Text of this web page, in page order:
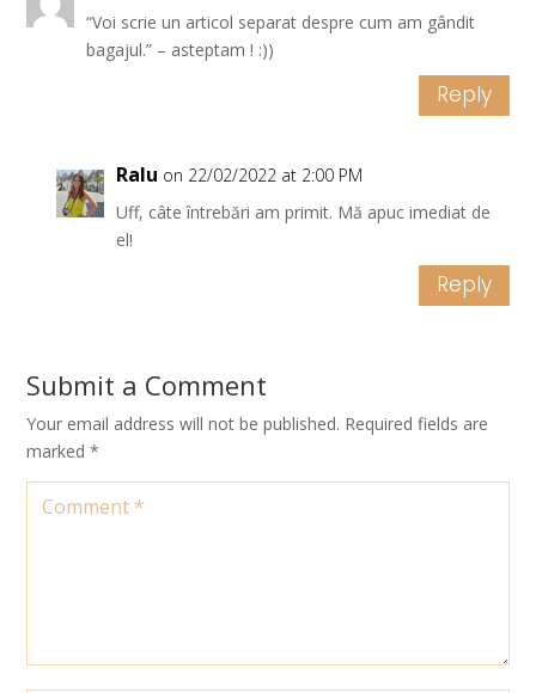
“Voi scrie un articol separat despre cum am gândit
bagajul.” – asteptam ! :))
Reply
Ralu on 22/02/2022 at 2:00 PM
Uff, câte întrebări am primit. Mă apuc imediat de
el!
Reply
Submit a Comment
Your email address will not be published. Required fields are
marked*